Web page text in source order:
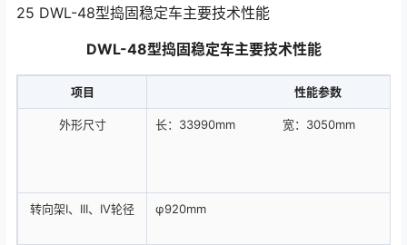
25 DWL-48型捣固稳定车主要技术性能
DWL-48型捣固稳定车主要技术性能
项目 性能参数
外形尺寸 长：33990mm 宽：3050mm 高
转向架I、III、IV轮径 φ920mm